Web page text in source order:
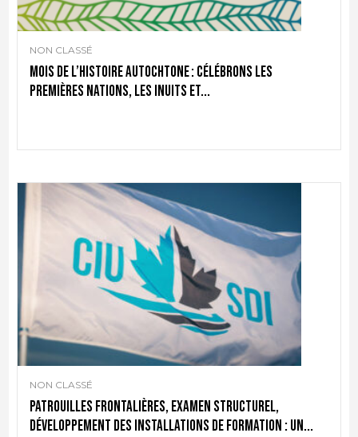
NON CLASSÉ
Mois de l’histoire autochtone : célébrons les
Premières Nations, les Inuits et...
NON CLASSÉ
Patrouilles frontalières, examen structurel,
développement des installations de formation : un...